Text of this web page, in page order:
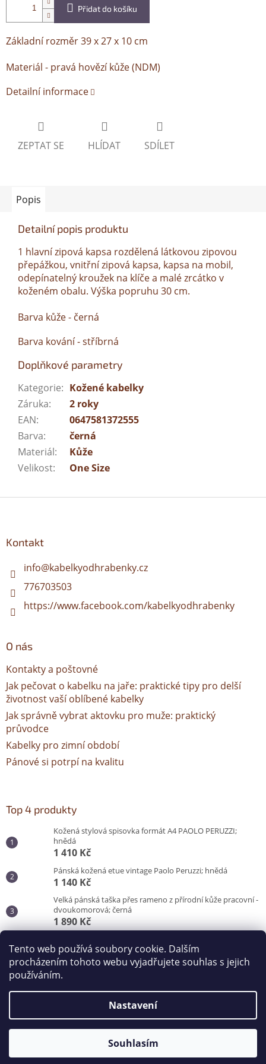
Tento web používá soubory cookie. Dalším
procházením tohoto webu vyjadřujete souhlas s jejich
používáním.
Nastavení
Souhlasím
Přidat do košíku
Základní rozměr 39 x 27 x 10 cm
Materiál - pravá hovězí kůže (NDM)
Detailní informace
ZEPTAT SE HLÍDAT SDÍLET
Popis
Detailní popis produktu
1 hlavní zipová kapsa rozdělená látkovou zipovou
přepážkou, vnitřní zipová kapsa, kapsa na mobil,
odepínatelný kroužek na klíče a malé zrcátko v
koženém obalu. Výška popruhu 30 cm.
Barva kůže - černá
Barva kování - stříbrná
Doplňkové parametry
Kategorie: Kožené kabelky
Záruka:
2 roky
EAN:
0647581372555
Barva:
černá
Materiál:
Kůže
Velikost: One Size
Kontakt
info@kabelkyodhrabenky.cz
776703503
https://www.facebook.com/kabelkyodhrabenky
O nás
Kontakty a poštovné
Jak pečovat o kabelku na jaře: praktické tipy pro delší
životnost vaší oblíbené kabelky
Jak správně vybrat aktovku pro muže: praktický
průvodce
Kabelky pro zimní období
Pánové si potrpí na kvalitu
Top 4 produkty
Kožená stylová spisovka formát A4 PAOLO PERUZZI;
hnědá
1 410 Kč
Pánská kožená etue vintage Paolo Peruzzi; hnědá
1 140 Kč
Velká pánská taška přes rameno z přírodní kůže pracovní -
dvoukomorová; černá
1 890 Kč
870 Kč
Vytvořil Shoptet
Copyright 2026Kabelky od Hraběnky. Všechna práva
vyhrazena.